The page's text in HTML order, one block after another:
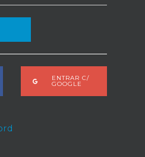
ENTRAR C/
GOOGLE